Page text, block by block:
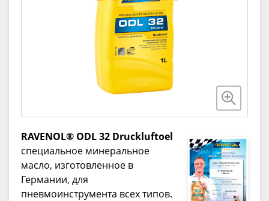
RAVENOL® ODL 32 Druckluftoel
специальное минеральное
масло, изготовленное в
Германии, для
пневмоинструмента всех типов.